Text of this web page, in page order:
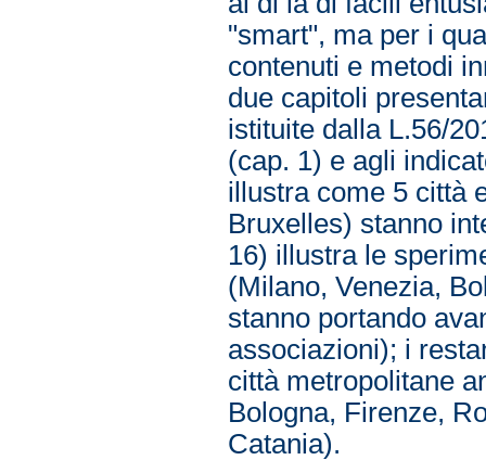
"smart", ma per i
contenuti e metodi
due capitoli
istituite dalla L.56/
(cap. 1) e agli
illustra come 5 città
Bruxelles) stanno
16) illustra le
(Milano, Venezia,
stanno portando
associazioni); i
città metropolitane
Bologna, Firenze,
Catania).